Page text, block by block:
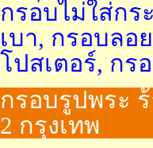
กรอบไม่ใส่ก
เบา, กรอบลอ
โปสเตอร์, ก
กรอบรูปพระ
2 กรุงเทพ